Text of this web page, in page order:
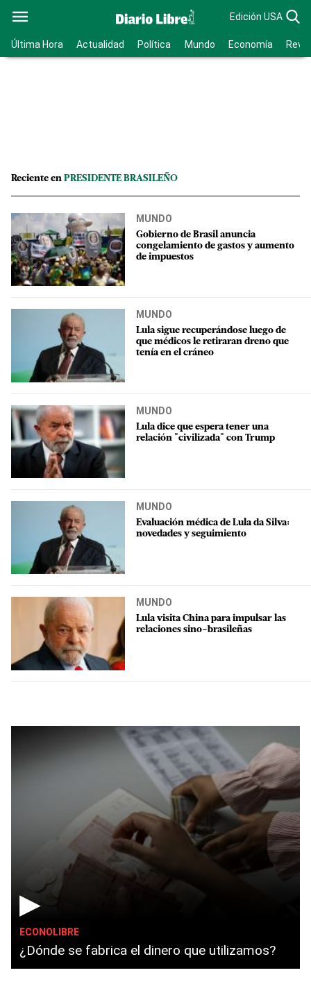
Edición USA
Última Hora Actualidad Política Mundo Economía
Reciente en PRESIDENTE BRASILEÑO
MUNDO
Gobierno de Brasil anuncia
congelamiento de gastos y aumento
de impuestos
MUNDO
Lula sigue recuperándose luego de
que médicos le retiraran dreno que
tenía en el cráneo
MUNDO
Lula dice que espera tener una
relación "civilizada" con Trump
MUNDO
Evaluación médica de Lula da Silva:
novedades y seguimiento
MUNDO
Lula visita China para impulsar las
relaciones sino-brasileñas
▶
ECONOLIBRE
¿Dónde se fabrica el dinero que utilizamos?